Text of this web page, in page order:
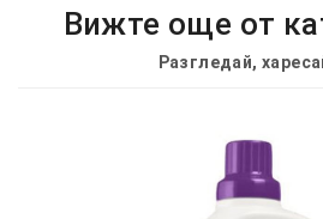
Вижте още от
Разгледай,